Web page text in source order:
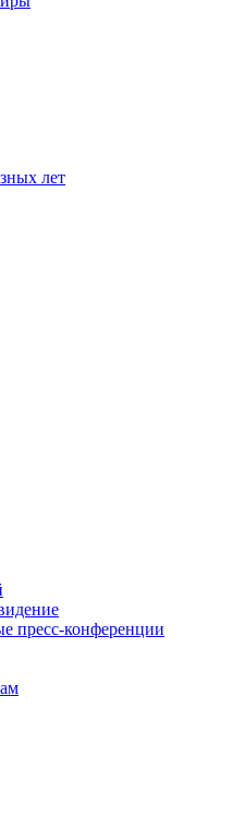
лет
пресс-конференции